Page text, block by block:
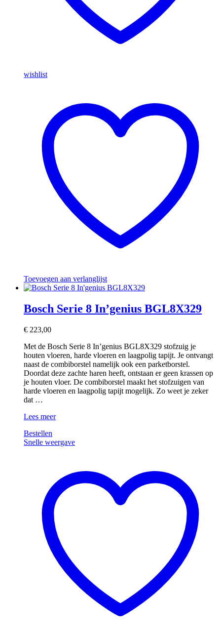
wishlist
Toevoegen aan verlanglijst
Bosch Serie 8 In’genius BGL8X329
€ 223,00
Met de Bosch Serie 8 In’genius BGL8X329 stofzuig je
houten vloeren, harde vloeren en laagpolig tapijt. Je ontvangt
naast de combiborstel namelijk ook een parketborstel.
Doordat deze zachte haren heeft, ontstaan er geen krassen op
je houten vloer. De combiborstel maakt het stofzuigen van
harde vloeren en laagpolig tapijt mogelijk. Zo weet je zeker
dat …
Bosch
8
In’genius
Lees meer
Bestellen
Snelle weergave